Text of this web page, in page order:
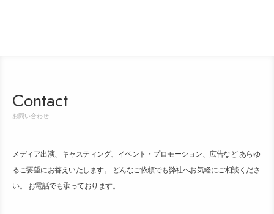
Contact
お問い合わせ
メディア出演、キャスティング、イベント・プロモーション、広告など あらゆ
るご要望にお答えいたします。 どんなご依頼でも弊社へお気軽にご相談くださ
い。 お電話でも承っております。